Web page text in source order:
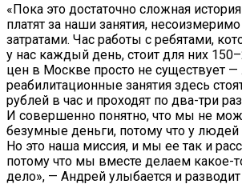
«Пока это достаточно сложная
платят за наши занятия,
затратами. Час работы с ребятами,
у нас каждый день, стоит для них
цен в Москве просто не существует
реабилитационные занятия здесь
рублей в час и проходят по два-три
И совершенно понятно, что мы не
безумные деньги, потому что у людей
Но это наша миссия, и мы ее так и
потому что мы вместе делаем какое-
дело», — Андрей улыбается и